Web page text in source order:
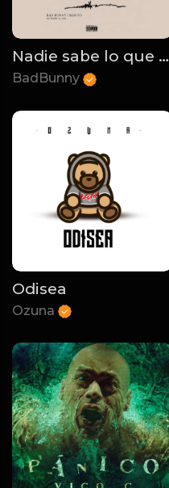
Nadie sabe lo que va a pasar mañana
BadBunny
Odisea
Ozuna